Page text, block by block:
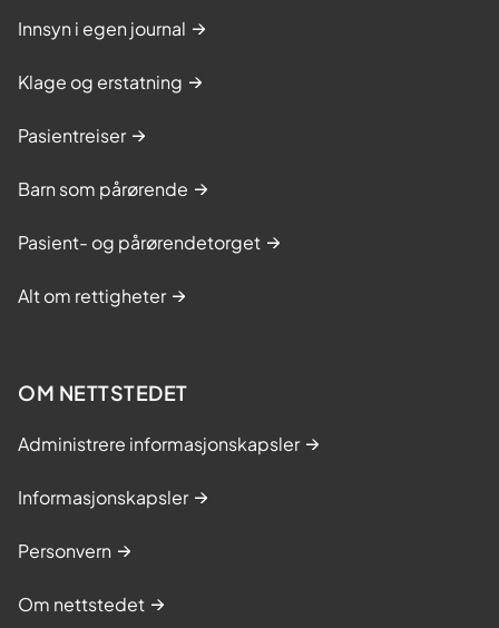
Innsyn i egen journal
Klage og erstatning
Pasientreiser
Barn som pårørende
Pasient- og pårørendetorget
Alt om rettigheter
OM NETTSTEDET
Administrere informasjonskapsler
Informasjonskapsler
Personvern
Om nettstedet